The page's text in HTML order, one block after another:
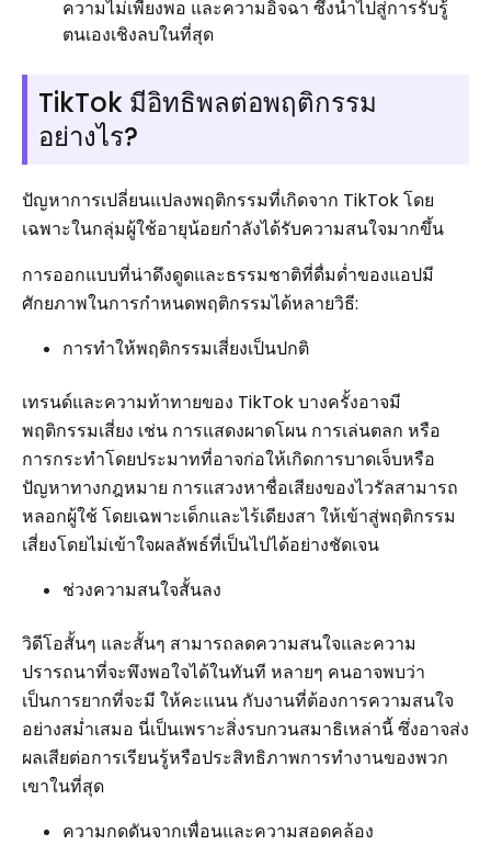
ความไม่เพียงพอ และความอิจฉา ซึ่งนำไปสู่การรับรู้
ตนเองเชิงลบในที่สุด
TikTok มีอิทธิพลต่อพฤติกรรม
อย่างไร?
ปัญหาการเปลี่ยนแปลงพฤติกรรมที่เกิดจาก TikTok โดย
เฉพาะในกลุ่มผู้ใช้อายุน้อยกำลังได้รับความสนใจมากขึ้น
การออกแบบที่น่าดึงดูดและธรรมชาติที่ดื่มด่ำของแอปมี
ศักยภาพในการกำหนดพฤติกรรมได้หลายวิธี:
การทำให้พฤติกรรมเสี่ยงเป็นปกติ
เทรนด์และความท้าทายของ TikTok บางครั้งอาจมี
พฤติกรรมเสี่ยง เช่น การแสดงผาดโผน การเล่นตลก หรือ
การกระทำโดยประมาทที่อาจก่อให้เกิดการบาดเจ็บหรือ
ปัญหาทางกฎหมาย การแสวงหาชื่อเสียงของไวรัลสามารถ
หลอกผู้ใช้ โดยเฉพาะเด็กและไร้เดียงสา ให้เข้าสู่พฤติกรรม
เสี่ยงโดยไม่เข้าใจผลลัพธ์ที่เป็นไปได้อย่างชัดเจน
ช่วงความสนใจสั้นลง
วิดีโอสั้นๆ และสั้นๆ สามารถลดความสนใจและความ
ปรารถนาที่จะพึงพอใจได้ในทันที หลายๆ คนอาจพบว่า
เป็นการยากที่จะมี ให้คะแนน กับงานที่ต้องการความสนใจ
อย่างสม่ำเสมอ นี่เป็นเพราะสิ่งรบกวนสมาธิเหล่านี้ ซึ่งอาจส่ง
ผลเสียต่อการเรียนรู้หรือประสิทธิภาพการทำงานของพวก
เขาในที่สุด
ความกดดันจากเพื่อนและความสอดคล้อง